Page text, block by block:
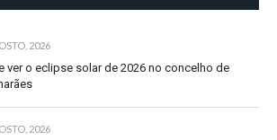
2026
ver o eclipse solar de 2026 no concelho de
2026